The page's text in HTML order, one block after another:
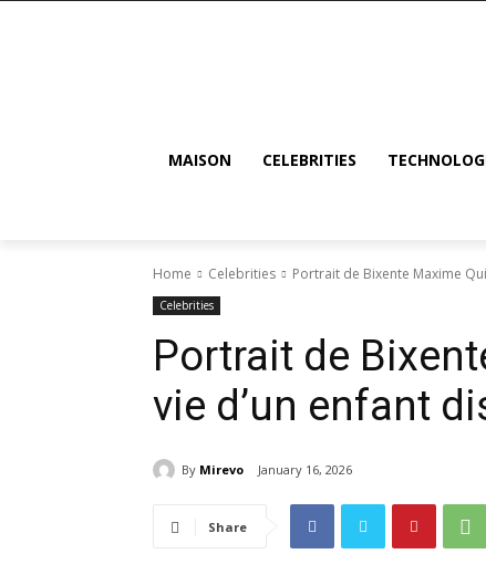
MAISON CELEBRITIES
Home Celebrities Portrait de Bixente Maxime
Celebrities
Portrait de
vie d’un enfant
By Mirevo January 16, 2026
Share